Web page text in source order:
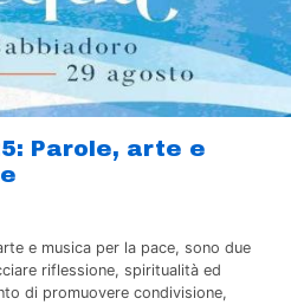
Parole, arte e
e musica per la pace, sono due
riflessione, spiritualità ed
di promuovere condivisione,